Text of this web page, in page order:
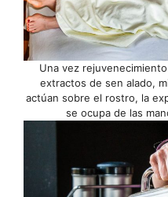
Una vez
extractos de sen alado,
actúan sobre el rostro, la
se ocupa de las